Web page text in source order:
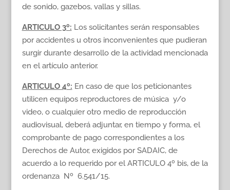
de sonido, gazebos, vallas y sillas.
ARTICULO 3º: Los solicitantes serán responsables
por accidentes u otros inconvenientes que pudieran
surgir durante desarrollo de la actividad mencionada
en el artículo anterior.
ARTICULO 4º: En caso de que los peticionantes
utilicen equipos reproductores de música y/o
video, o cualquier otro medio de reproducción
audiovisual, deberá adjuntar, en tiempo y forma, el
comprobante de pago correspondientes a los
Derechos de Autor, exigidos por SADAIC, de
acuerdo a lo requerido por el ARTICULO 4º bis, de la
ordenanza Nº 6.541/15.